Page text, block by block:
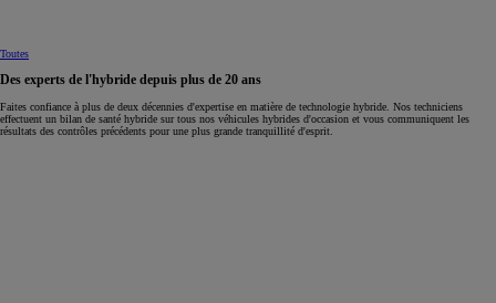
Toutes
Des experts de l'hybride depuis plus de 20 ans
Faites confiance à plus de deux décennies d'expertise en matière de technologie hybride. Nos techniciens
effectuent un bilan de santé hybride sur tous nos véhicules hybrides d'occasion et vous communiquent les
résultats des contrôles précédents pour une plus grande tranquillité d'esprit.